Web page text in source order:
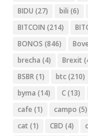
BIDU (27) bili (6)
BITCOIN (214)
BONOS (846)
brecha (4) Brexit
BSBR(1) btc(210)
byma (14) C(13)
cafe (1) campo (5)
cat (1) CBD (4)